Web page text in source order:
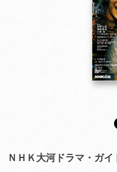
他
ＮＨＫ大河ドラマ・ガイ